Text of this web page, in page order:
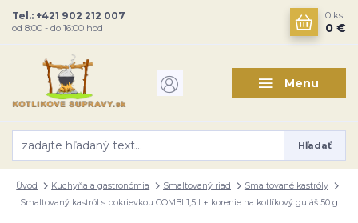
Menu
Hľadať
Tel.: +421 902 212 007
od 8:00 - do 16:00 hod
0 ks
0 €
Úvod Kuchyňa a gastronómia Smaltovaný riad
Smaltované kastróly
Smaltovaný kastról s pokrievkou COMBI 1,5 l + korenie na kotlíkový guláš 50 g